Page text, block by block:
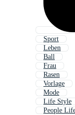
Sport
Leben
Ball
Frau
Rasen
Vorlage
Mode
Life Style
People